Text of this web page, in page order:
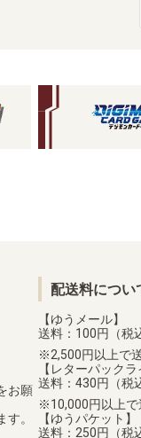
お願
。
配送料につい
【ゆうメール】
送料：100円（税
2,500円以上で
【レターパックラ
送料：430円（税
10,000円以上
【ゆうパケット】
送料：250円（税